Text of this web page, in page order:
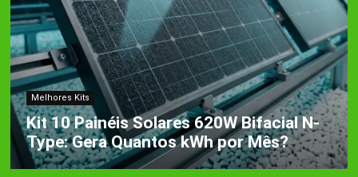
Melhores Kits
Kit 10 Painéis Solares 620W Bifacial N-
Type: Gera Quantos kWh por Mês?